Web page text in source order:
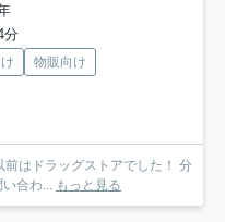
分
物販向け
はドラッグストアでした！ 分
合わ... もっと見る